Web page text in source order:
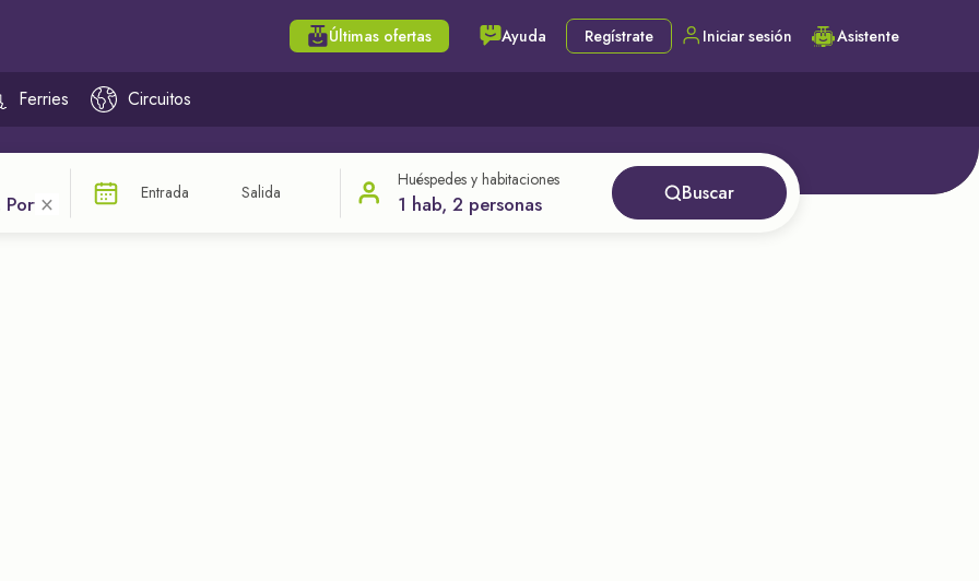
Últimas ofertas Ayuda Regístrate Iniciar sesión Asistente
Ferries Circuitos
× Entrada Salida
Huéspedes y habitaciones
1 hab, 2 personas Buscar